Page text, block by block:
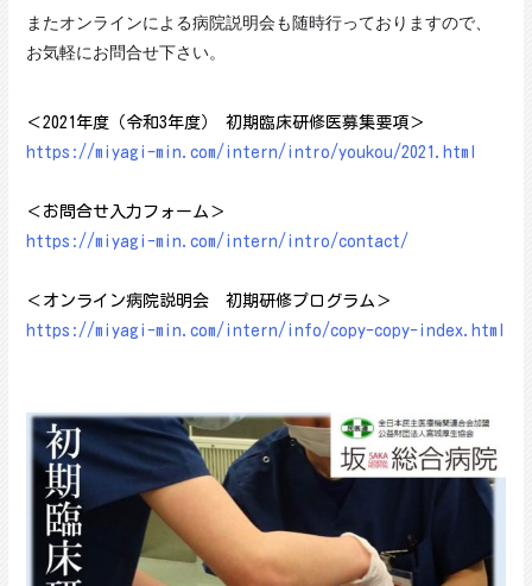
またオンラインによる病院説明会も随時行っておりますので、
お気軽にお問合せ下さい。
＜2021年度（令和3年度） 初期臨床研修医募集要項＞
https://miyagi-min.com/intern/intro/youkou/2021.html
＜お問合せ入力フォーム＞
https://miyagi-min.com/intern/intro/contact/
＜オンライン病院説明会 初期研修プログラム＞
https://miyagi-min.com/intern/info/copy-copy-index.html